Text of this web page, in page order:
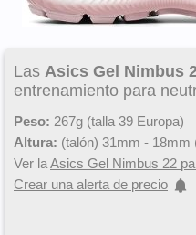
Las Asics Gel Nimbus
entrenamiento para
Peso: 267g (talla 39 Europa)
Altura: (talón) 31mm - 18mm
Ver laAsics Gel Nimbus 22
Crear una alerta de precio